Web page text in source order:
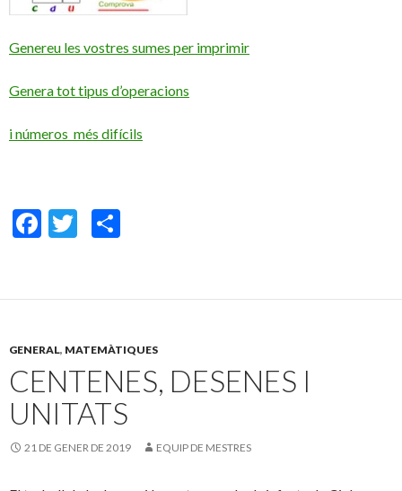
Genereu les vostres sumes per imprimir
Genera tot tipus d’operacions
i números més difícils
F
b
o
o
k
T
er p
ar
te
ix
GENERAL, MATEMÀTIQUES
CENTENES, DESENES I
UNITATS
21 DE GENER DE 2019 EQUIP DE MESTRES